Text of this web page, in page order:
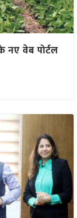
नए वेब पोर्टल